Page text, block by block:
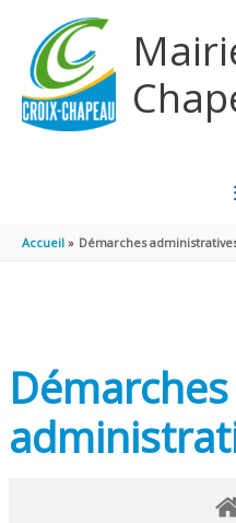
Accueil Démarches
Démarches